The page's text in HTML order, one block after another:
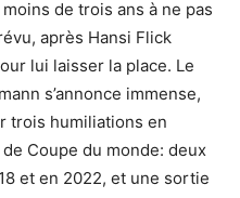
de trois ans à ne pas
après Hansi Flick
lui laisser la place. Le
s’annonce immense,
trois humiliations en
Coupe du monde: deux
et en 2022, et une sortie